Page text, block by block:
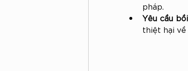
pháp.
Yêu cầu
thiệt hại về